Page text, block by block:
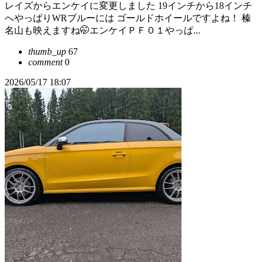
レイズからエンケイに変更しました 19インチから18インチ
へやっぱりWRブルーには ゴールドホイールですよね！ 榛
名山も映えますね🤭エンケイＰＦ０１やっぱ...
thumb_up 67
comment0
2026/05/17 18:07